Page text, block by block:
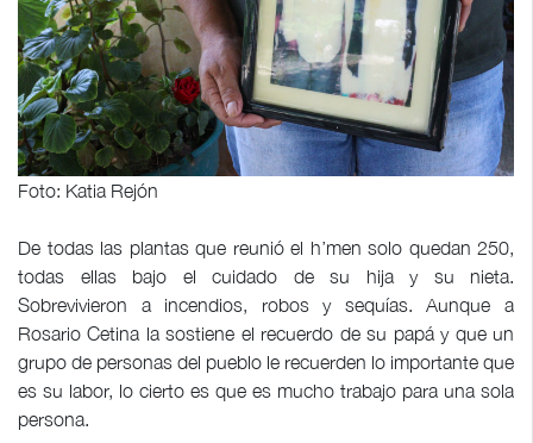
Foto: Katia Rejón
De todas las plantas que reunió el h’men solo quedan 250,
todas ellas bajo el cuidado de su hija y su nieta.
Sobrevivieron a incendios, robos y sequías. Aunque a
Rosario Cetina la sostiene el recuerdo de su papá y que un
grupo de personas del pueblo le recuerden lo importante que
es su labor, lo cierto es que es mucho trabajo para una sola
persona.